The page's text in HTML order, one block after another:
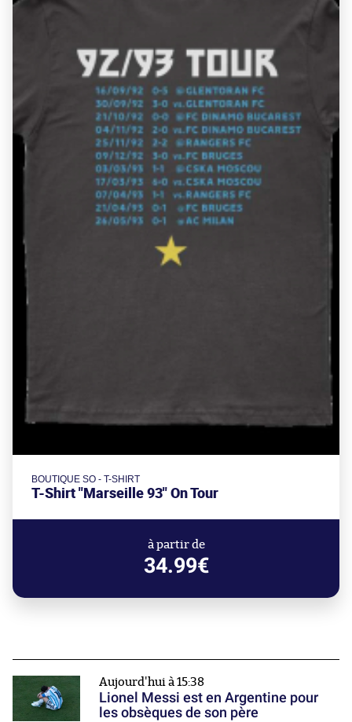
BOUTIQUE SO - T-SHIRT
T-Shirt "Marseille 93" On Tour
à partir de
34.99€
Aujourd'hui à 15:38
Lionel Messi est en Argentine pour
les obsèques de son père